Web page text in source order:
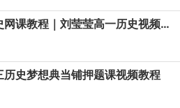
【视频】2026年高一历史网课教程｜刘莹莹高一历史视频教程下学期寒春班
历史梦想典当铺押题课视频教程